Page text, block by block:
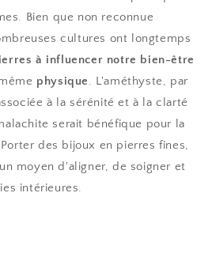
Bien que non reconnue
cultures ont longtemps
à influencer notre bien-être
physique. L'améthyste, par
à la sérénité et à la clarté
serait bénéfique pour la
des bijoux en pierres fines,
moyen d'aligner, de soigner et
intérieures.